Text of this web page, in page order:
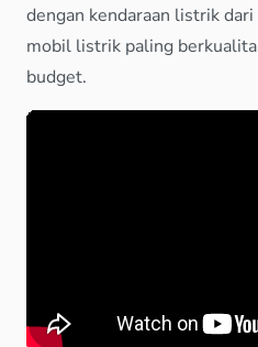
dengan kendaraan listrik
mobil listrik paling
budget.